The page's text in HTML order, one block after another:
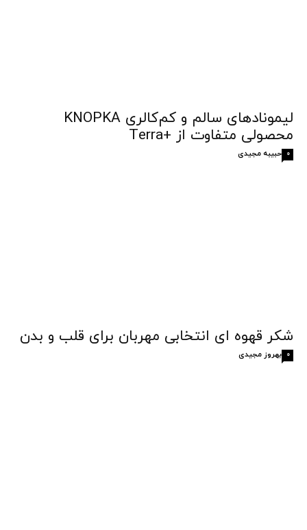
لیمونادهای سالم و کم‌کالری KNOPKA
محصولی متفاوت از +Terra
حبیبه مجیدی 0
شکر قهوه‌ ای انتخابی مهربان برای قلب و بدن
بهروز مجیدی 0